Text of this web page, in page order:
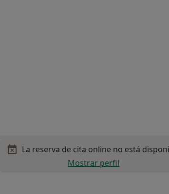
La reserva de cita online no está
Mostrar perfil